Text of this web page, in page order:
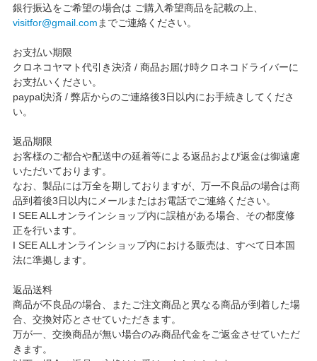
銀行振込をご希望の場合は ご購入希望商品を記載の上、
visitfor@gmail.comまでご連絡ください。
お支払い期限
クロネコヤマト代引き決済 / 商品お届け時クロネコドライバーに
お支払いください。
paypal決済 / 弊店からのご連絡後3日以内にお手続きしてくださ
い。
返品期限
お客様のご都合や配送中の延着等による返品および返金は御遠慮
いただいております。
なお、製品には万全を期しておりますが、万一不良品の場合は商
品到着後3日以内にメールまたはお電話でご連絡ください。
I SEE ALLオンラインショップ内に誤植がある場合、その都度修
正を行います。
I SEE ALLオンラインショップ内における販売は、すべて日本国
法に準拠します。
返品送料
商品が不良品の場合、またご注文商品と異なる商品が到着した場
合、交換対応とさせていただきます。
万が一、交換商品が無い場合のみ商品代金をご返金させていただ
きます。